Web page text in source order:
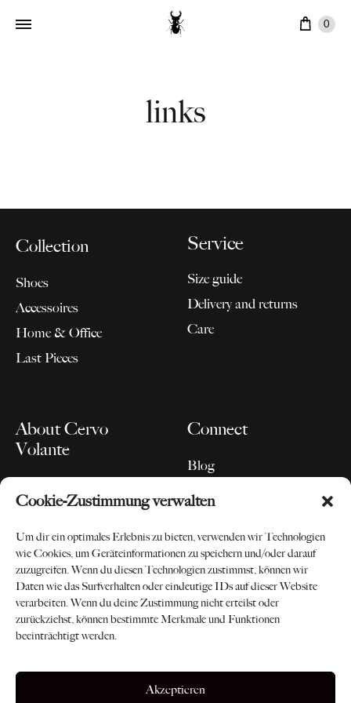
Cookie-Zustimmung verwalten
Um dir ein optimales Erlebnis zu bieten, verwenden wir Technologien
wie Cookies, um Geräteinformationen zu speichern und/oder darauf
zuzugreifen. Wenn du diesen Technologien zustimmst, können wir
Daten wie das Surfverhalten oder eindeutige IDs auf dieser Website
verarbeiten. Wenn du deine Zustimmung nicht erteilst oder
zurückziehst, können bestimmte Merkmale und Funktionen
beeinträchtigt werden.
Akzeptieren
Cart
0
links
Collection
Shoes
Accessoires
Home & Office
Last Pieces
Service
Size guide
Delivery and returns
Care
About Cervo
Volante
For Partners
Contact
Connect
Blog
Instagram
AGB-Datenschutz-Impressum